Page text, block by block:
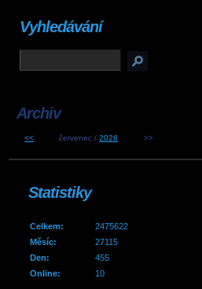
Vyhledávání
Archiv
<< červenec /2026 >>
Statistiky
Online: 10
Celkem:
2475622
Měsíc:
27115
Den:
455